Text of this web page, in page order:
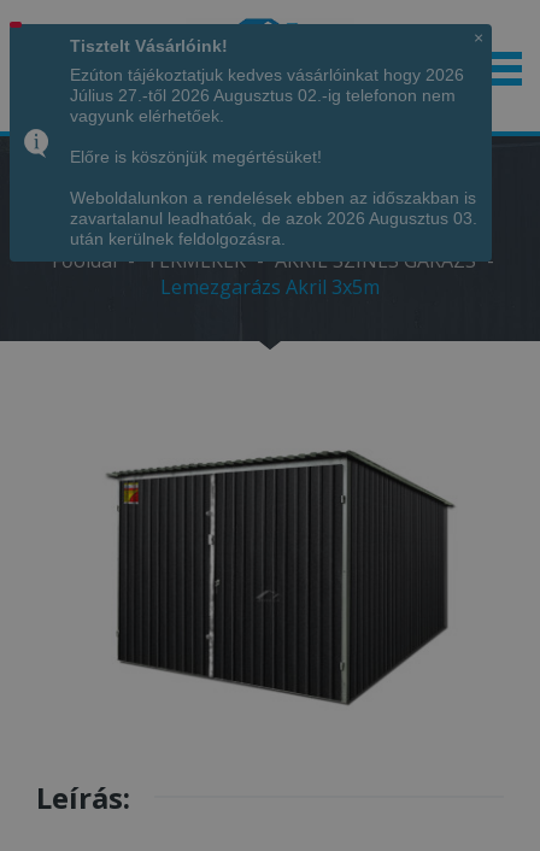
Hívjon minket!+36 70 7342034
LEMEZGARÁZS AKRIL 3X5M
Főoldal - TERMÉKEK - AKRIL SZÍNES GARÁZS -
Lemezgarázs Akril 3x5m
Leírás:
×
Tisztelt Vásárlóink!
Ezúton tájékoztatjuk kedves vásárlóinkat hogy 2026
Július 27.-től 2026 Augusztus 02.-ig telefonon nem
vagyunk elérhetőek.
Előre is köszönjük megértésüket!
Weboldalunkon a rendelések ebben az időszakban is
zavartalanul leadhatóak, de azok 2026 Augusztus 03.
után kerülnek feldolgozásra.